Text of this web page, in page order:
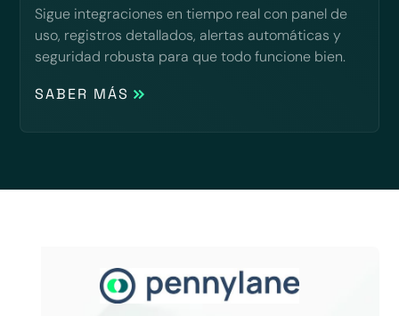
Sigue integraciones en tiempo real con panel de
uso, registros detallados, alertas automáticas y
seguridad robusta para que todo funcione bien.
SABER MÁS